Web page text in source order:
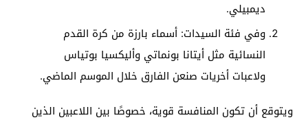
ديمبيلي.
وفي فئة السيدات: أسماء بارزة من كرة القدم
النسائية مثل أيتانا بونماتي وأليكسيا بوتياس
ولاعبات أخريات صنعن الفارق خلال الموسم الماضي.
ويتوقع أن تكون المنافسة قوية، خصوصًا بين اللاعبين الذين